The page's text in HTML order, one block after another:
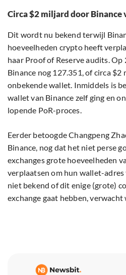
Circa $2 miljard door Binance
Dit wordt nu bekend terwijl
hoeveelheden crypto heeft
haar Proof of Reserve audits.
Binance nog 127.351, of circa
onbekende wallet. Inmiddels is
wallet van Binance zelf ging en
lopende PoR-proces.
Eerder betoogde Changpeng
Binance, nog dat het niet perse
exchanges grote hoeveelheden
verplaatsen om hun wallet-
niet bekend of dit enige (grote)
exchange gaat hebben,